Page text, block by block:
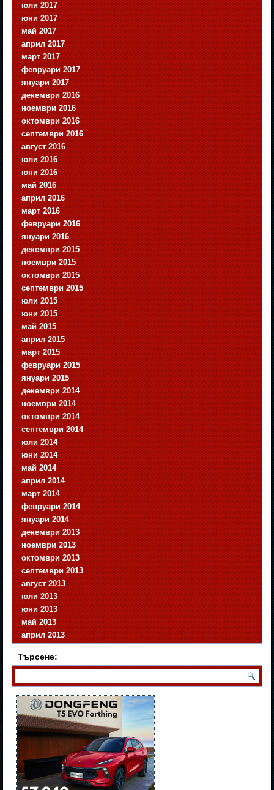
юли 2017
юни 2017
май 2017
април 2017
март 2017
февруари 2017
януари 2017
декември 2016
ноември 2016
октомври 2016
септември 2016
август 2016
юли 2016
юни 2016
май 2016
април 2016
март 2016
февруари 2016
януари 2016
декември 2015
ноември 2015
октомври 2015
септември 2015
юли 2015
юни 2015
май 2015
април 2015
март 2015
февруари 2015
януари 2015
декември 2014
ноември 2014
октомври 2014
септември 2014
юли 2014
юни 2014
май 2014
април 2014
март 2014
февруари 2014
януари 2014
декември 2013
ноември 2013
октомври 2013
септември 2013
август 2013
юли 2013
юни 2013
май 2013
април 2013
Търсене: